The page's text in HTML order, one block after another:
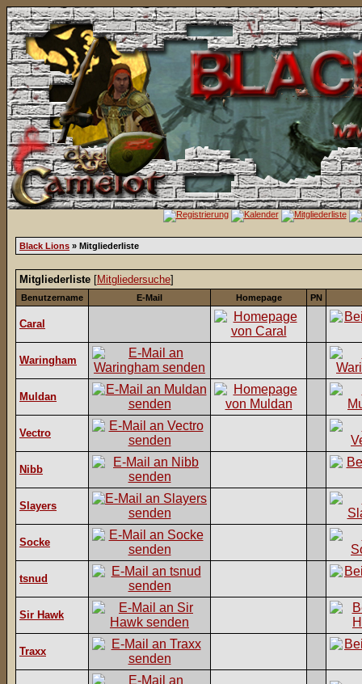
Black Lions » Mitgliederliste
Mitgliederliste [Mitgliedersuche]
Benutzername E-Mail Homepage PN
Caral
Waringham
Muldan
Vectro
Nibb
Slayers
Socke
tsnud
Sir Hawk
Traxx